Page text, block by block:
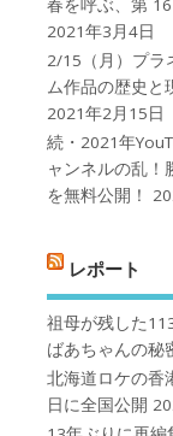
春を呼ぶ、第
2021年3月4日
2/15（月）プラ
ム作品の歴史と
2021年2月15日
続・2021年
ャンネルの乱！
を無料公開！
レポート
祖母が残した
ばあちゃんの秘
北海道ロケの香
日に全国公開